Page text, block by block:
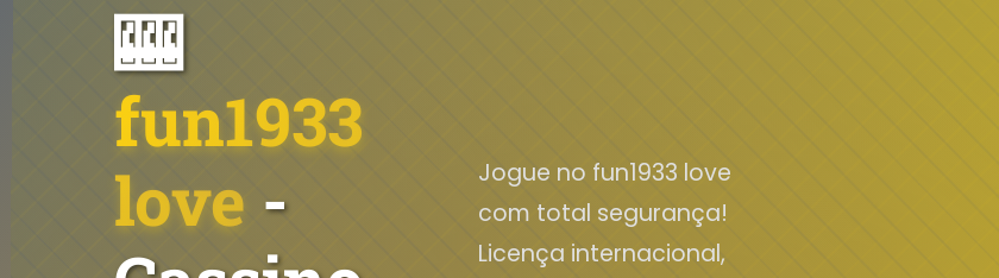
🎰
fun1933
love -
Jogue no fun1933 love
com total segurança!
Licença internacional,